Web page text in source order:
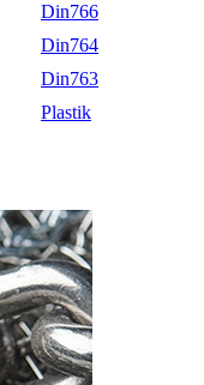
Din766
Din764
Din763
Plastik